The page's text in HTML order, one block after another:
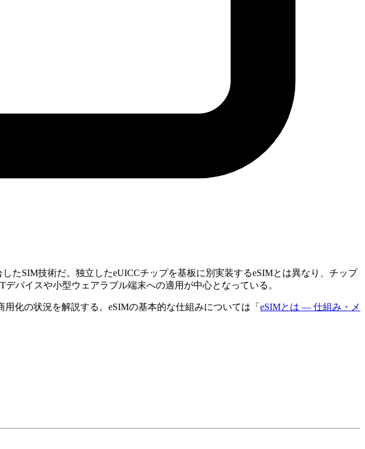
たSIM技術だ。独立したeUICCチップを基板に別実装するeSIMとは異なり、チップ
バイスや小型ウェアラブル端末への適用が中心となっている。
化の状況を解説する。eSIMの基本的な仕組みについては「 eSIMとは — 仕組み・メ